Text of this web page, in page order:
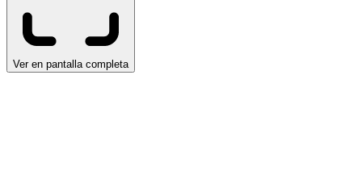
Ver en pantalla completa